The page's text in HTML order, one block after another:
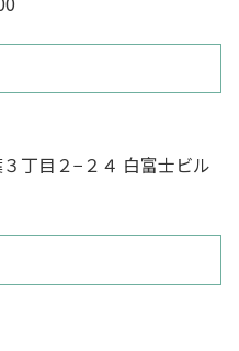
丁目２−２４ 白富士ビル